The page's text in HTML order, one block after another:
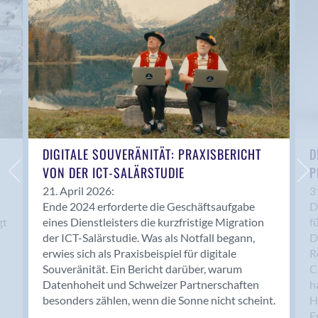
Anwil
Appenzell
Au SG
Baar
Baden
Balsthal
Balzers
Basel
Bassersdorf
Belp
Bendern
Benken (SG)
Bergdietikon
Berlin
Bern
Bern - Liebefeld
DIGITALE SOUVERÄNITÄT: PRAXISBERICHT
VON DER ICT-SALÄRSTUDIE
21. April 2026:
Ende 2024 erforderte die Geschäftsaufgabe
eines Dienstleisters die kurzfristige Migration
der ICT-Salärstudie. Was als Notfall begann,
erwies sich als Praxisbeispiel für digitale
Souveränität. Ein Bericht darüber, warum
Datenhoheit und Schweizer Partnerschaften
besonders zählen, wenn die Sonne nicht scheint.